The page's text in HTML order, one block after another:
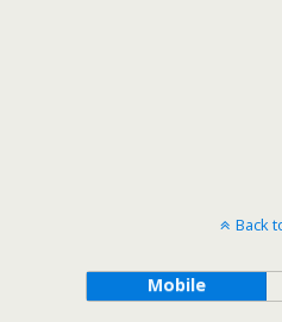
Back
Mobile